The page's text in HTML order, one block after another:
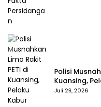
Polisi
Kuansing,
Juli 29, 2026